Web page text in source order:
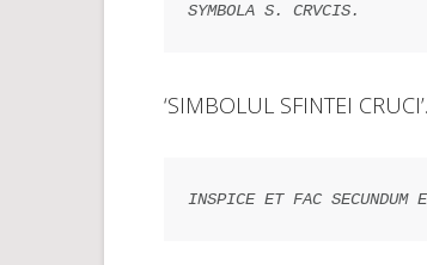
SYMBOLA S. CRVCIS.
‘SIMBOLUL SFINTEI CRUCI’.
INSPICE ET FAC SECUNDUM